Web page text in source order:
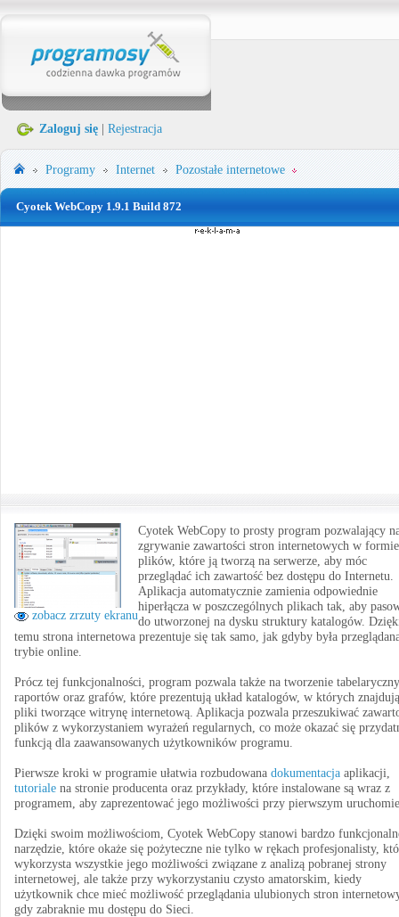
Zaloguj się Rejestracja
Programy Internet Pozostałe internetowe
Cyotek WebCopy 1.9.1 Build 872
zobacz zrzuty ekranu
Cyotek WebCopy to prosty program pozwalający
zgrywanie zawartości stron internetowych w formie
plików, które ją tworzą na serwerze, aby móc
przeglądać ich zawartość bez dostępu do Internetu.
Aplikacja automatycznie zamienia odpowiednie
hiperłącza w poszczególnych plikach tak, aby
do utworzonej na dysku struktury katalogów.
temu strona internetowa prezentuje się tak samo, jak gdyby była
trybie online.
Prócz tej funkcjonalności, program pozwala także na tworzenie
raportów oraz grafów, które prezentują układ katalogów, w których
pliki tworzące witrynę internetową. Aplikacja pozwala przeszukiwać
plików z wykorzystaniem wyrażeń regularnych, co może okazać się
funkcją dla zaawansowanych użytkowników programu.
Pierwsze kroki w programie ułatwia rozbudowana dokumentacja aplikacji,
tutoriale na stronie producenta oraz przykłady, które instalowane są wraz z
programem, aby zaprezentować jego możliwości przy pierwszym
Dzięki swoim możliwościom, Cyotek WebCopy stanowi bardzo
narzędzie, które okaże się pożyteczne nie tylko w rękach profesjonalisty,
wykorzysta wszystkie jego możliwości związane z analizą pobranej strony
internetowej, ale także przy wykorzystaniu czysto amatorskim, kiedy
użytkownik chce mieć możliwość przeglądania ulubionych stron
gdy zabraknie mu dostępu do Sieci.